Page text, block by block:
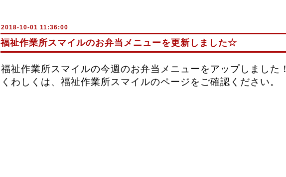
2018-10-01 11:36:00
福祉作業所スマイルのお弁当メニューを更新しました☆
福祉作業所スマイルの今週のお弁当メニューをアップしました！
くわしくは、福祉作業所スマイルのページをご確認ください。